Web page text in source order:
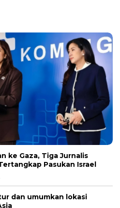
ke Gaza, Tiga Jurnalis
Pasukan Israel
dan umumkan lokasi